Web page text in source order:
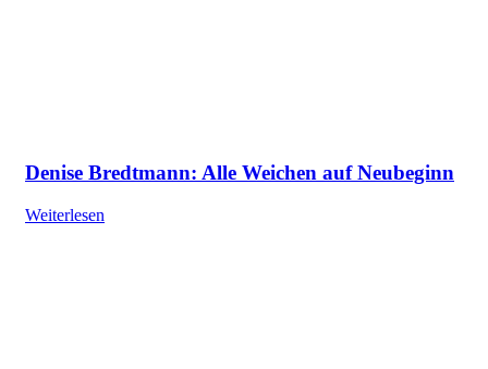
Denise Bredtmann: Alle Weichen auf Neubeginn
Weiterlesen